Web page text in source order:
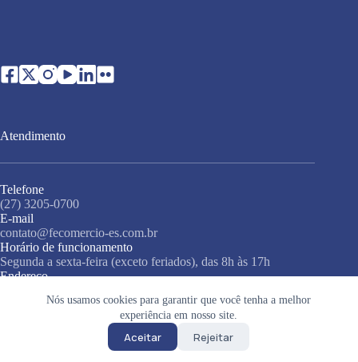
Nós usamos cookies para garantir que você tenha a melhor
experiência em nosso site.
Aceitar Rejeitar
Atendimento
Telefone
(27) 3205-0700
E-mail
contato@fecomercio-es.com.br
Horário de funcionamento
Segunda a sexta-feira (exceto feriados), das 8h às 17h
Endereço
Vitória - ES, 29056-230
Copyright © 2026 • Sistema Fecomércio • Todos os direitos
reservados •Política de privacidade